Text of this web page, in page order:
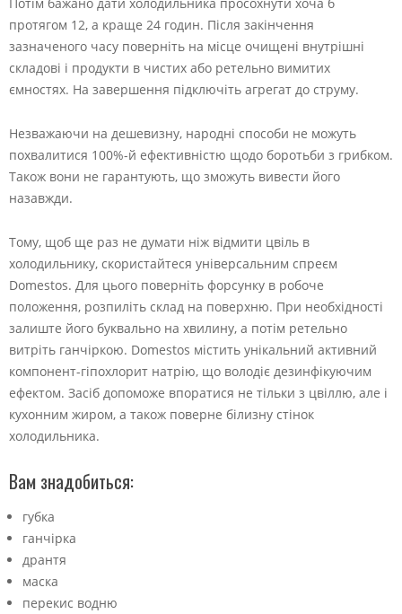
протягом 12, а краще 24 годин. Після закінчення
зазначеного часу поверніть на місце очищені внутрішні
складові і продукти в чистих або ретельно вимитих
ємностях. На завершення підключіть агрегат до струму.
Незважаючи на дешевизну, народні способи не можуть
похвалитися 100%-й ефективністю щодо боротьби з грибком.
Також вони не гарантують, що зможуть вивести його
назавжди.
Тому, щоб ще раз не думати ніж відмити цвіль в
холодильнику, скористайтеся універсальним спреєм
Domestos. Для цього поверніть форсунку в робоче
положення, розпиліть склад на поверхню. При необхідності
залиште його буквально на хвилину, а потім ретельно
витріть ганчіркою. Domestos містить унікальний активний
компонент-гіпохлорит натрію, що володіє дезинфікуючим
ефектом. Засіб допоможе впоратися не тільки з цвіллю, але і
кухонним жиром, а також поверне білизну стінок
холодильника.
Вам знадобиться:
губка
ганчірка
дрантя
маска
перекис водню